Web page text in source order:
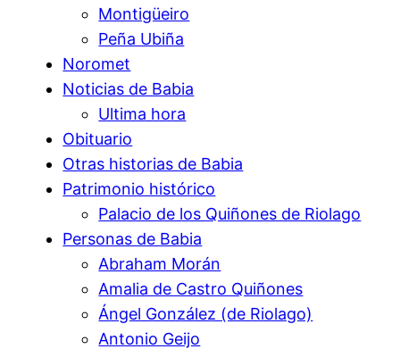
Montigüeiro
Peña Ubiña
Noromet
Noticias de Babia
Ultima hora
Obituario
Otras historias de Babia
Patrimonio histórico
Palacio de los Quiñones de Riolago
Personas de Babia
Abraham Morán
Amalia de Castro Quiñones
Ángel González (de Riolago)
Antonio Geijo